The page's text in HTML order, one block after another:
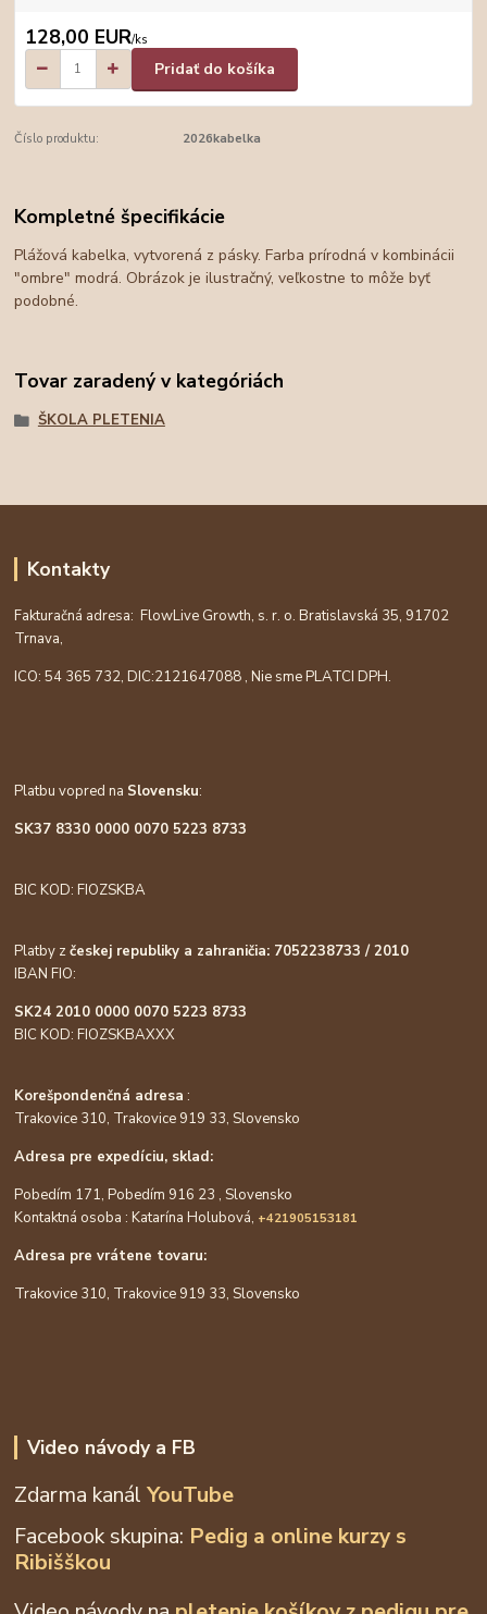
128,00 EUR/ks
Pridať do košíka
Číslo produktu: 2026kabelka
Kompletné špecifikácie
Plážová kabelka, vytvorená z pásky. Farba prírodná v kombinácii
"ombre" modrá. Obrázok je ilustračný, veľkostne to môže byť
podobné.
Tovar zaradený v kategóriách
ŠKOLA PLETENIA
Kontakty
Fakturačná adresa: FlowLive Growth, s. r. o. Bratislavská 35, 91702
Trnava,
ICO: 54 365 732, DIC:2121647088 , Nie sme PLATCI DPH.
Platbu vopred na Slovensku:
SK37 8330 0000 0070 5223 8733
BIC KOD: FIOZSKBA
Platby zčeskej republiky a zahraničia: 7052238733 / 2010
IBAN FIO:
SK24 2010 0000 0070 5223 8733
BIC KOD: FIOZSKBAXXX
Korešpondenčná adresa :
Trakovice 310, Trakovice 919 33, Slovensko
Adresa pre expedíciu, sklad:
Pobedím 171, Pobedím 916 23 , Slovensko
Kontaktná osoba : Katarína Holubová, +421905153181
Adresa pre vrátene tovaru:
Trakovice 310, Trakovice 919 33, Slovensko
Video návody a FB
Zdarma kanálYouTube
Facebook skupina: Pedig a online kurzy s
Ribišškou